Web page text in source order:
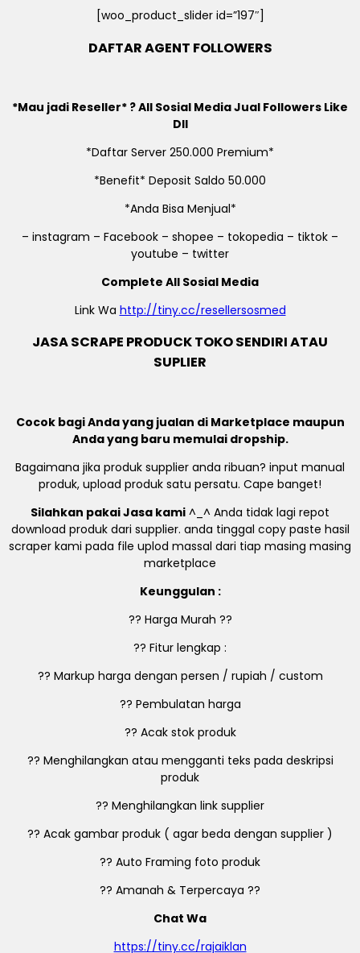
[woo_product_slider id=”197″]
DAFTAR AGENT FOLLOWERS
*Mau jadi Reseller* ? All Sosial Media Jual Followers Like
Dll
*Daftar Server 250.000 Premium*
*Benefit* Deposit Saldo 50.000
*Anda Bisa Menjual*
– instagram – Facebook – shopee – tokopedia – tiktok –
youtube – twitter
Complete All Sosial Media
Link Wa http://tiny.cc/resellersosmed
JASA SCRAPE PRODUCK TOKO SENDIRI ATAU
SUPLIER
Cocok bagi Anda yang jualan di Marketplace maupun
Anda yang baru memulai dropship.
Bagaimana jika produk supplier anda ribuan? input manual
produk, upload produk satu persatu. Cape banget!
Silahkan pakai Jasa kami ^_^ Anda tidak lagi repot
download produk dari supplier. anda tinggal copy paste hasil
scraper kami pada file uplod massal dari tiap masing masing
marketplace
Keunggulan :
?? Harga Murah ??
?? Fitur lengkap :
?? Markup harga dengan persen / rupiah / custom
?? Pembulatan harga
?? Acak stok produk
?? Menghilangkan atau mengganti teks pada deskripsi
produk
?? Menghilangkan link supplier
?? Acak gambar produk ( agar beda dengan supplier )
?? Auto Framing foto produk
?? Amanah & Terpercaya ??
Chat Wa
https://tiny.cc/rajaiklan